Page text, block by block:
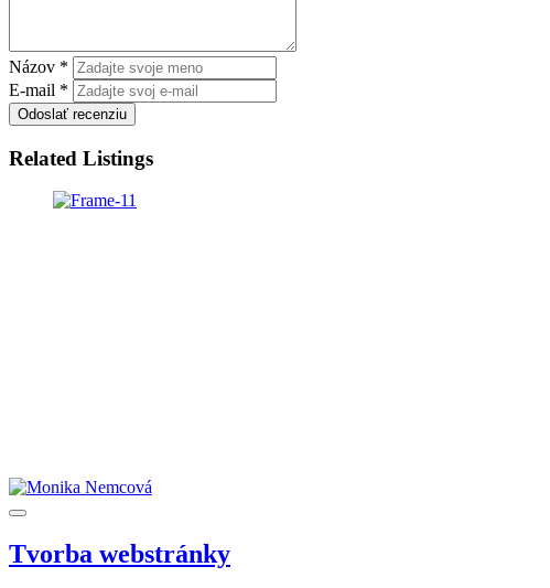
Názov *
E-mail *
Odoslať recenziu
Related Listings
Tvorba webstránky